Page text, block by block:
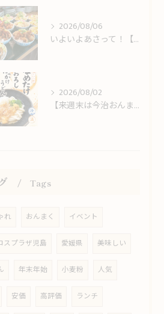
2026/08/06
いよいよあさって！【今治おんまく】＆しまなみ海道観光のお客様をお出迎え！
2026/08/02
【来週末は今治おんまく！】猛暑の休日ランチは冷やしうどんでサッパリと
Tags
れ おんまく イベント
スプラザ児島 愛媛県 美味しい
年末年始 小麦粉 人気
安価 高評価 ランチ